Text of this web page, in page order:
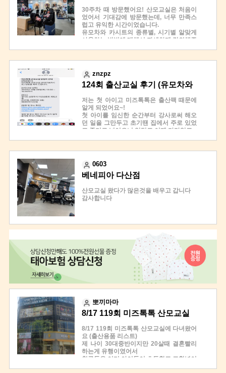
매장도 넓고 쾌적하였고, 다과도 미리 마련
해 주시고 가는 길에 선물도 편히 들고 갈 수
있도록 포장도 잘 챙겨 주셨습니다.
있었는데요,,
과 같은 좋은 곡들을 불러 주셨습니다. 테너
님 너무 귀여우셨어요~!!
교육이 끝나면 경품 당첨 시간도 있는데, 저
겁게 집으로 왔습니다. ^^
카시트와 유모차는 가격대가 높아서 함부로
선택하기 어려운데, 미즈톡톡에서 설명도
마련해 주셔서 즐거운 시간 보냈습니다.
어서 편했고
이렇게 좋은 정보를 한자리에서 2시간동안
들을수 있다는게 너무 고마웠는데 산모들
당떨어질까봐 다과도 준비해주셨네요^^
출산까지 2달 남았고 출산용품 준비한게 하
나도 없어서 걱정이었는데
추천해주고 싶은 마음 1000000% 입니다
주말에 남편과 재방문해서 구경해볼 생각입
니다
에서 다양한 종류 볼수 있어서 좋았어요
백화점 말고는 베이***스등에서도 한번에
보기 힘든 브랜드들 인데
오늘 받은 할인 쿠폰 들고 구경해보려구요
고 싶네요
뜻밖에 득템^^
수업 중간중간에 대답 잘하면 선물도 주시
고
그리고 경품추첨 3등 당첨되서 아기장난감
세트 받았네요
용한 정보만 알려주셔서
돈내고 들어도 될꺼같은 수업이었습니다
아 그리고 태교타임도 있었는데 성악가님이
열창 3곡이나 해주셨어요
뮤지컬 보는거 좋아하는데 호르몬 때문인지
감동해서 혼자 그렁그렁했네요^^
차, 카시트) 방문 후기!
30주차 때 방문했어요! 산모교실은 처음이
었어서 기대감에 방문했는데, 너무 만족스
럽고 유익한 시간이었습니다.
유모차와 카시트의 종류별, 시기별 알맞게
사용하는 방법에 대해서 자세하게 강의해주
^^
현장에서 직접 유모차도 끌어볼 수 있어서
좋았습니다.
매장 내에 다양한 용품들이 있어서 조만간
모교실 이었는데, 정말 즐거운 시간이었습
니다!
znzpz
124회 출산교실 후기 (유모차와
카시트)
저는 첫 아이고 미즈톡톡은 출산팩 때문에
알게 되었어요~!
첫 아이를 임신한 순간부터 강사로써 해오
던 일을 그만두고 초기땐 집에서 주로 있었
고 중기로 넘어오니 입덧도 이제 가라앉고
갖고 서치해보기도 하고 집근처 에서 열리
는 곳에 남편과 함께 가보기도 했는데요 집
이 파주 운정이라 다산까지
한시간 걸려 가게된 이유는 카시트도 유모
받으면 좋을거 같아서 신청해서 멀리까지
다녀왔어요
아무튼 미즈톡톡은 타사 산모교실과는
다르게 제품을 본품으로 딱 필요한물품으로
넘좋아요
할인 쿠폰도 주셔서 조만간 날잡고 카시트
와 유모차 사러 한번 다시 가게 될거 같아요
저는 유모차가
디럭스 절충형 휴대용으로 나눠진다는것도
여기서 알게되었네요
브랜드들도 하나도 몰랐는데 비교해 보고
직접끌어보고 접어보고 무게들어보고 해서
저처럼 멀리서 가시는데 픽해둔 제품이 있
다면
다산 매장에서 네이버 최저가 보다 저렴히
구매할수 있다는것도 팁이에요
그리고 중간에 태너분이 태교음악으로 성악
0603
베네피아 다산점
산모교실 왔다가 많은것을 배우고 갑니다
감사합니다
뽀끼마마
8/17 119회 미즈톡톡 산모교실
(출산용품 리스트)
8/17 119회 미즈톡톡 산모교실에 다녀왔어
요 (출산용품 리스트)
제 나이 30대중반이지만 20살때 결혼빨리
하는게 유행이였어서
친구들은 이미 아이들이 초등학교 고학년이